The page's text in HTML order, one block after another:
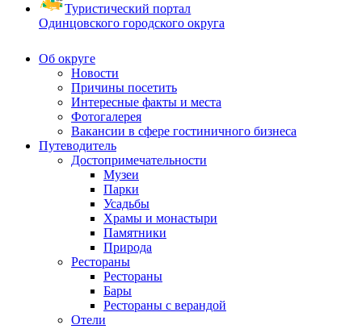
Туристический портал
Одинцовского городского округа
Об округе
Новости
Причины посетить
Интересные факты и места
Фотогалерея
Вакансии в сфере гостиничного бизнеса
Путеводитель
Достопримечательности
Музеи
Парки
Усадьбы
Храмы и монастыри
Памятники
Природа
Рестораны
Рестораны
Бары
Рестораны с верандой
Отели